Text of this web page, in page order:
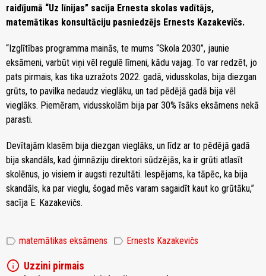
raidījumā “Uz līnijas” sacīja Ernesta skolas vadītājs,
matemātikas konsultāciju pasniedzējs Ernests Kazakevičs.
“Izglītības programma mainās, te mums “Skola 2030”, jaunie
eksāmeni, varbūt viņi vēl regulē līmeni, kādu vajag. To var redzēt, jo
pats pirmais, kas tika uzražots 2022. gadā, vidusskolas, bija diezgan
grūts, to pavilka nedaudz vieglāku, un tad pēdējā gadā bija vēl
vieglāks. Piemēram, vidusskolām bija par 30% īsāks eksāmens nekā
parasti.
Devītajām klasēm bija diezgan vieglāks, un līdz ar to pēdējā gadā
bija skandāls, kad ģimnāziju direktori sūdzējās, ka ir grūti atlasīt
skolēnus, jo visiem ir augsti rezultāti. Iespējams, ka tāpēc, ka bija
skandāls, ka par vieglu, šogad mēs varam sagaidīt kaut ko grūtāku,”
sacīja E. Kazakevičs.
label matemātikas eksāmens label Ernests Kazakevičs
info Uzzini pirmais